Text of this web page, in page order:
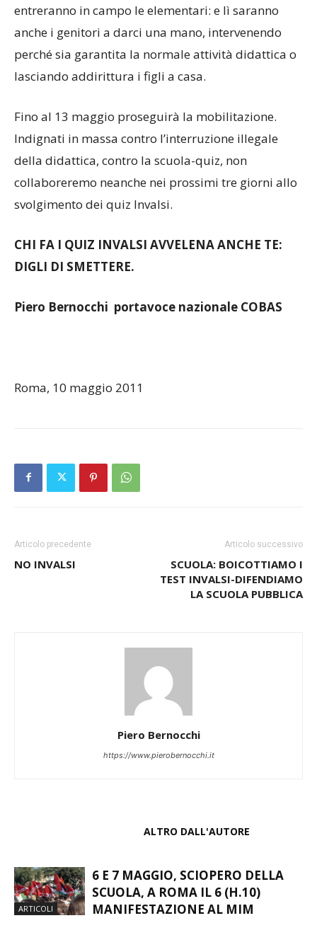
entreranno in campo le elementari: e lì saranno
anche i genitori a darci una mano, intervenendo
perché sia garantita la normale attività didattica o
lasciando addirittura i figli a casa.
Fino al 13 maggio proseguirà la mobilitazione.
Indignati in massa contro l’interruzione illegale
della didattica, contro la scuola-quiz, non
collaboreremo neanche nei prossimi tre giorni allo
svolgimento dei quiz Invalsi.
CHI FA I QUIZ INVALSI AVVELENA ANCHE TE:
DIGLI DI SMETTERE.
Piero Bernocchi portavoce nazionale COBAS
Roma, 10 maggio 2011
Articolo precedente
NO INVALSI
Articolo successivo
SCUOLA: BOICOTTIAMO I
TEST INVALSI-DIFENDIAMO
LA SCUOLA PUBBLICA
Piero Bernocchi
https://www.pierobernocchi.it
ALTRO DALL'AUTORE
ARTICOLI
6 E 7 MAGGIO, SCIOPERO DELLA
SCUOLA, A ROMA IL 6 (H.10)
MANIFESTAZIONE AL MIM